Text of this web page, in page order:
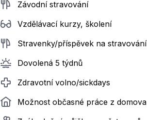
Závodní stravování
Vzdělávací kurzy, školení
Stravenky/příspěvek na stravování
Dovolená 5 týdnů
Zdravotní volno/sickdays
Možnost občasné práce z domova